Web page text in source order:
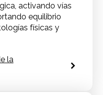
activando vías
equilibrio
físicas y
la